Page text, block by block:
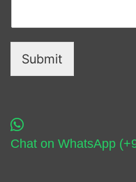
Submit
Chat on WhatsApp